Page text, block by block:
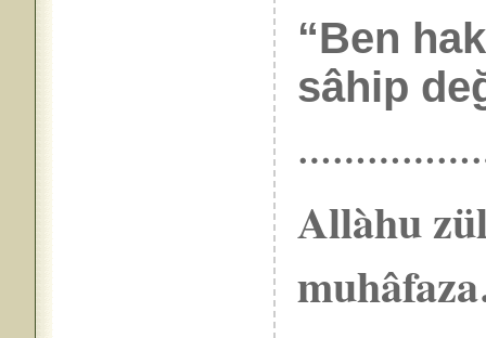
“Ben
sâhip
Allàhu